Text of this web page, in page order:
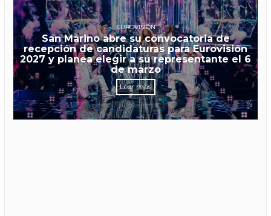
EUROVISIÓN
San Marino abre su convocatoria de
recepción de candidaturas para Eurovisión
2027 y planea elegir a su representante el 6
de marzo
Leer más